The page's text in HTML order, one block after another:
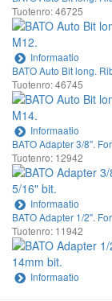
Tuotenro: 46725
Informaatio
BATO Auto Bit long.
Tuotenro: 46745
Informaatio
BATO Adapter 3/8".
Tuotenro: 12942
Informaatio
BATO Adapter 1/2".
Tuotenro: 11942
Informaatio